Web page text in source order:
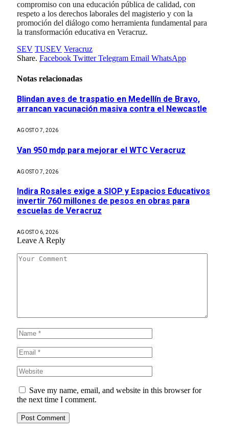
compromiso con una educación pública de calidad, con
respeto a los derechos laborales del magisterio y con la
promoción del diálogo como herramienta fundamental para
la transformación educativa en Veracruz.
SEV TUSEV Veracruz
Share. Facebook Twitter Telegram Email WhatsApp
Notas relacionadas
Blindan aves de traspatio en Medellín de Bravo,
arrancan vacunación masiva contra el Newcastle
AGOSTO 7, 2026
Van 950 mdp para mejorar el WTC Veracruz
AGOSTO 7, 2026
Indira Rosales exige a SIOP y Espacios Educativos
invertir 760 millones de pesos en obras para
escuelas de Veracruz
AGOSTO 6, 2026
Leave A Reply
Save my name, email, and website in this browser for
the next time I comment.